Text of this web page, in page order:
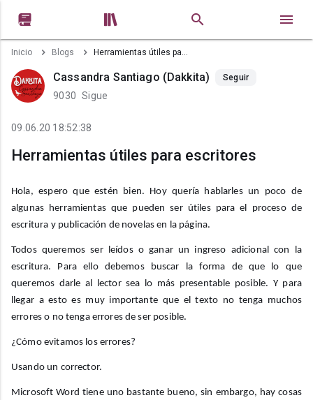
 
Inicio Blogs Herramientas útiles para escritores
Cassandra Santiago (Dakkita) Seguir
9030 Sigue
09.06.20 18:52:38
Herramientas útiles para escritores
Hola, espero que estén bien. Hoy quería hablarles un poco de
algunas herramientas que pueden ser útiles para el proceso de
escritura y publicación de novelas en la página.
Todos queremos ser leídos o ganar un ingreso adicional con la
escritura. Para ello debemos buscar la forma de que lo que
queremos darle al lector sea lo más presentable posible. Y para
llegar a esto es muy importante que el texto no tenga muchos
errores o no tenga errores de ser posible.
¿Cómo evitamos los errores?
Usando un corrector.
Microsoft Word tiene uno bastante bueno, sin embargo, hay cosas